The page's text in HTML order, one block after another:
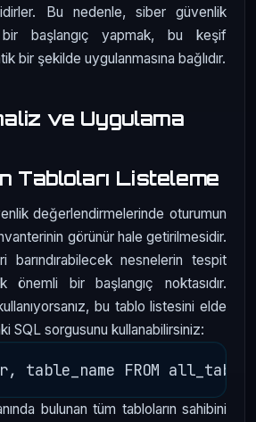
Bu nedenle, siber güvenlik
bir başlangıç yapmak, bu keşif
bir şekilde uygulanmasına bağlıdır.
ve Uygulama
Tabloları Listeleme
değerlendirmelerinde oturumun
görünür hale getirilmesidir.
barındırabilecek nesnelerin tespit
önemli bir başlangıç noktasıdır.
bu tablo listesini elde
SQL sorgusunu kullanabilirsiniz:
bulunan tüm tabloların sahibini